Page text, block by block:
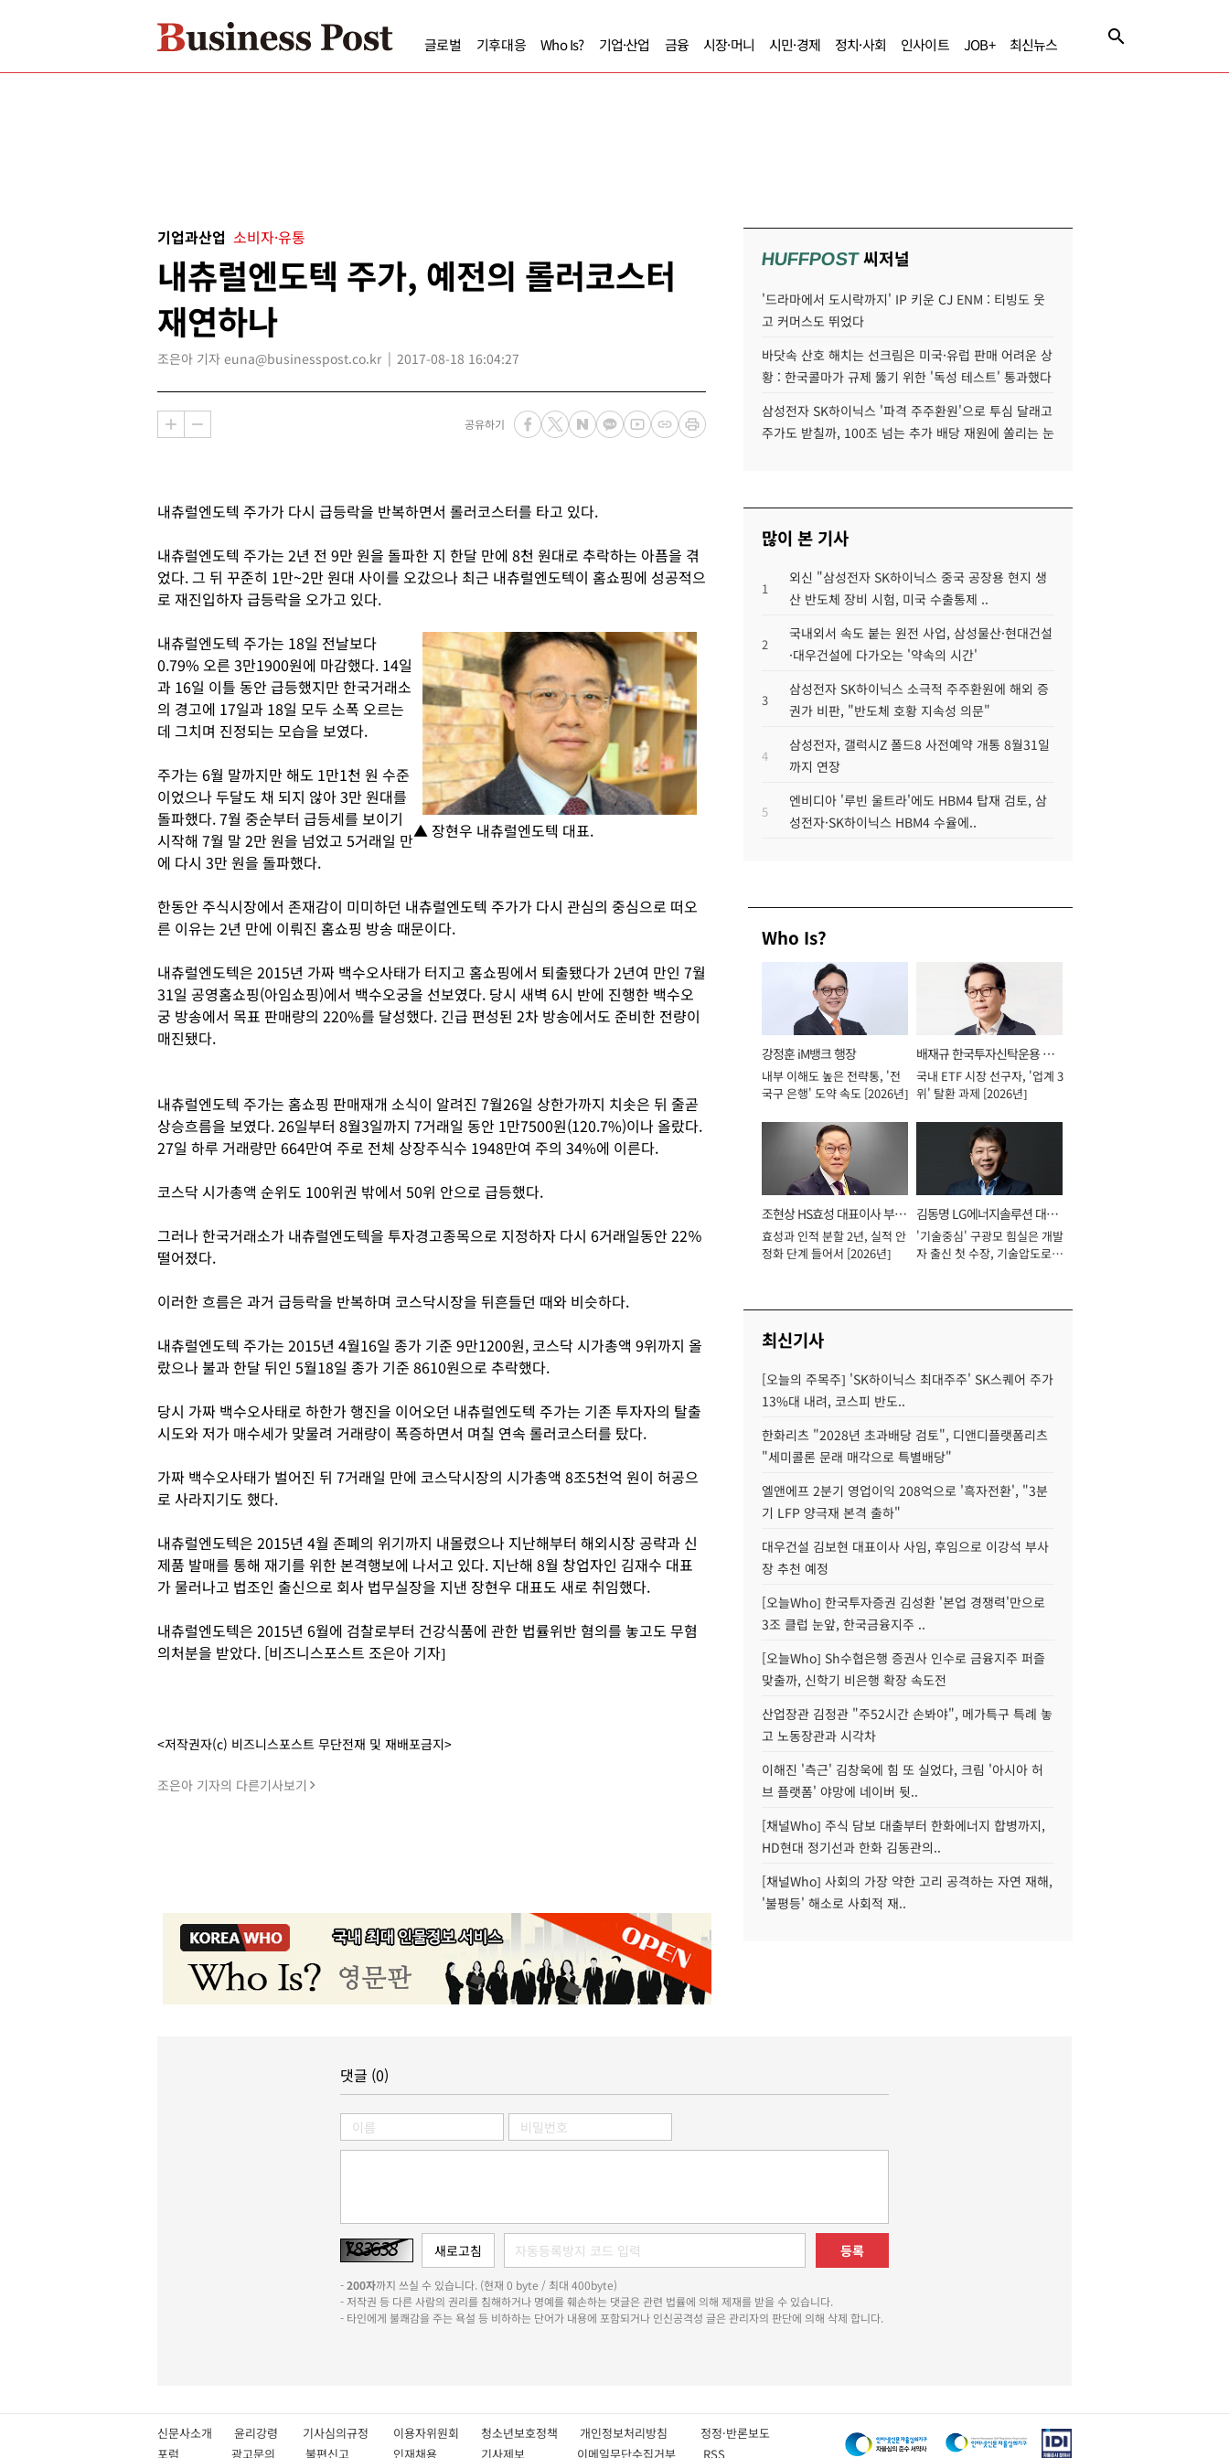
글로벌 기후대응 Who Is? 기업·산업 금융 시장·머니 시민·경제 정치·사회 인사이트 JOB+ 최신뉴스
기업과산업 소비자·유통
내츄럴엔도텍 주가, 예전의 롤러코스터
재연하나
조은아 기자 euna@businesspost.co.kr 2017-08-18 16:04:27
공유하기
내츄럴엔도텍 주가가 다시 급등락을 반복하면서 롤러코스터를 타고 있다.
내츄럴엔도텍 주가는 2년 전 9만 원을 돌파한 지 한달 만에 8천 원대로 추락하는 아픔을 겪
었다. 그 뒤 꾸준히 1만~2만 원대 사이를 오갔으나 최근 내츄럴엔도텍이 홈쇼핑에 성공적으
로 재진입하자 급등락을 오가고 있다.
▲ 장현우 내츄럴엔도텍 대표.
내츄럴엔도텍 주가는 18일 전날보다
0.79% 오른 3만1900원에 마감했다. 14일
과 16일 이틀 동안 급등했지만 한국거래소
의 경고에 17일과 18일 모두 소폭 오르는
데 그치며 진정되는 모습을 보였다.
주가는 6월 말까지만 해도 1만1천 원 수준
이었으나 두달도 채 되지 않아 3만 원대를
돌파했다. 7월 중순부터 급등세를 보이기
시작해 7월 말 2만 원을 넘었고 5거래일 만
에 다시 3만 원을 돌파했다.
한동안 주식시장에서 존재감이 미미하던 내츄럴엔도텍 주가가 다시 관심의 중심으로 떠오
른 이유는 2년 만에 이뤄진 홈쇼핑 방송 때문이다.
내츄럴엔도텍은 2015년 가짜 백수오사태가 터지고 홈쇼핑에서 퇴출됐다가 2년여 만인 7월
31일 공영홈쇼핑(아임쇼핑)에서 백수오궁을 선보였다. 당시 새벽 6시 반에 진행한 백수오
궁 방송에서 목표 판매량의 220%를 달성했다. 긴급 편성된 2차 방송에서도 준비한 전량이
매진됐다.
내츄럴엔도텍 주가는 홈쇼핑 판매재개 소식이 알려진 7월26일 상한가까지 치솟은 뒤 줄곧
상승흐름을 보였다. 26일부터 8월3일까지 7거래일 동안 1만7500원(120.7%)이나 올랐다.
27일 하루 거래량만 664만여 주로 전체 상장주식수 1948만여 주의 34%에 이른다.
코스닥 시가총액 순위도 100위권 밖에서 50위 안으로 급등했다.
그러나 한국거래소가 내츄럴엔도텍을 투자경고종목으로 지정하자 다시 6거래일동안 22％
떨어졌다.
이러한 흐름은 과거 급등락을 반복하며 코스닥시장을 뒤흔들던 때와 비슷하다.
내츄럴엔도텍 주가는 2015년 4월16일 종가 기준 9만1200원, 코스닥 시가총액 9위까지 올
랐으나 불과 한달 뒤인 5월18일 종가 기준 8610원으로 추락했다.
당시 가짜 백수오사태로 하한가 행진을 이어오던 내츄럴엔도텍 주가는 기존 투자자의 탈출
시도와 저가 매수세가 맞물려 거래량이 폭증하면서 며칠 연속 롤러코스터를 탔다.
가짜 백수오사태가 벌어진 뒤 7거래일 만에 코스닥시장의 시가총액 8조5천억 원이 허공으
로 사라지기도 했다.
내츄럴엔도텍은 2015년 4월 존폐의 위기까지 내몰렸으나 지난해부터 해외시장 공략과 신
제품 발매를 통해 재기를 위한 본격행보에 나서고 있다. 지난해 8월 창업자인 김재수 대표
가 물러나고 법조인 출신으로 회사 법무실장을 지낸 장현우 대표도 새로 취임했다.
내츄럴엔도텍은 2015년 6월에 검찰로부터 건강식품에 관한 법률위반 혐의를 놓고도 무혐
의처분을 받았다. [비즈니스포스트 조은아 기자]
<저작권자(c) 비즈니스포스트 무단전재 및 재배포금지>
조은아 기자의 다른기사보기
HUFFPOST씨저널
'드라마에서 도시락까지' IP 키운 CJ ENM : 티빙도 웃
고 커머스도 뛰었다
바닷속 산호 해치는 선크림은 미국·유럽 판매 어려운 상
황 : 한국콜마가 규제 뚫기 위한 '독성 테스트' 통과했다
삼성전자 SK하이닉스 '파격 주주환원'으로 투심 달래고
주가도 받칠까, 100조 넘는 추가 배당 재원에 쏠리는 눈
많이 본 기사
1
외신 "삼성전자 SK하이닉스 중국 공장용 현지 생
산 반도체 장비 시험, 미국 수출통제 ..
2
국내외서 속도 붙는 원전 사업, 삼성물산·현대건설
·대우건설에 다가오는 '약속의 시간'
3
삼성전자 SK하이닉스 소극적 주주환원에 해외 증
권가 비판, "반도체 호황 지속성 의문"
4
삼성전자, 갤럭시Z 폴드8 사전예약 개통 8월31일
까지 연장
5
엔비디아 '루빈 울트라'에도 HBM4 탑재 검토, 삼
성전자·SK하이닉스 HBM4 수율에..
Who Is?
강정훈 iM뱅크 행장
내부 이해도 높은 전략통, '전
국구 은행' 도약 속도 [2026년]
배재규 한국투자신탁운용 대
표이사 사장
국내 ETF 시장 선구자, '업계 3
위' 탈환 과제 [2026년]
조현상 HS효성 대표이사 부회
장
효성과 인적 분할 2년, 실적 안
정화 단계 들어서 [2026년]
김동명 LG에너지솔루션 대표
이사 사장
'기술중심' 구광모 힘실은 개발
자 출신 첫 수장, 기술압도로
최신기사
[오늘의 주목주] 'SK하이닉스 최대주주' SK스퀘어 주가
13%대 내려, 코스피 반도..
한화리츠 "2028년 초과배당 검토", 디앤디플랫폼리츠
"세미콜론 문래 매각으로 특별배당"
엘앤에프 2분기 영업이익 208억으로 '흑자전환', "3분
기 LFP 양극재 본격 출하"
대우건설 김보현 대표이사 사임, 후임으로 이강석 부사
장 추천 예정
[오늘Who] 한국투자증권 김성환 '본업 경쟁력'만으로
3조 클럽 눈앞, 한국금융지주 ..
[오늘Who] Sh수협은행 증권사 인수로 금융지주 퍼즐
맞출까, 신학기 비은행 확장 속도전
산업장관 김정관 "주52시간 손봐야", 메가특구 특례 놓
고 노동장관과 시각차
이해진 '측근' 김창욱에 힘 또 실었다, 크림 '아시아 허
브 플랫폼' 야망에 네이버 뒷..
[채널Who] 주식 담보 대출부터 한화에너지 합병까지,
HD현대 정기선과 한화 김동관의..
[채널Who] 사회의 가장 약한 고리 공격하는 자연 재해,
'불평등' 해소로 사회적 재..
댓글 (0)
등록
-200자까지 쓰실 수 있습니다. (현재 0 byte / 최대 400byte)
- 저작권 등 다른 사람의 권리를 침해하거나 명예를 훼손하는 댓글은 관련 법률에 의해 제재를 받을 수 있습니다.
- 타인에게 불쾌감을 주는 욕설 등 비하하는 단어가 내용에 포함되거나 인신공격성 글은 관리자의 판단에 의해 삭제 합니다.
신문사소개 윤리강령 기사심의규정 이용자위원회 청소년보호정책 개인정보처리방침 정정·반론보도
포럼
광고문의 불편신고 인재채용 기사제보 이메일무단수집거부 RSS